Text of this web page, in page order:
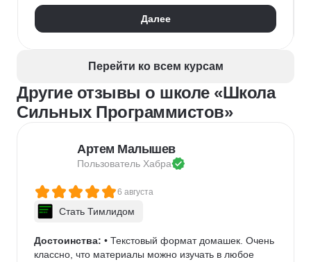
Далее
Перейти ко всем курсам
Другие отзывы о школе «Школа
Сильных Программистов»
Артем Малышев
Пользователь Хабра
6 августа
Стать Тимлидом
Достоинства: • Текстовый формат домашек. Очень
классно, что материалы можно изучать в любое